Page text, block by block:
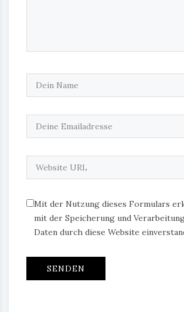
Mit der Nutzung dieses Formulars
mit der Speicherung und
Daten durch diese Website